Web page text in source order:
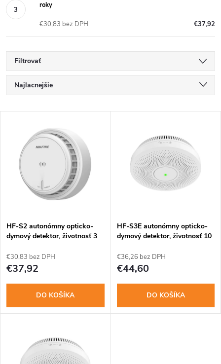
roky
€37,92
€30,83 bez DPH
Filtrovať
R
a
e
p
r
o
Najlacnejšie
Abecedne
s
p
r
d
HF-S2 autonómny opticko-
dymový detektor, životnosť 3
€30,83 bez DPH
€37,92
DO KOŠÍKA
HF-S3E autonómny opticko-
dymový detektor, životnosť 10
€36,26 bez DPH
€44,60
DO KOŠÍKA